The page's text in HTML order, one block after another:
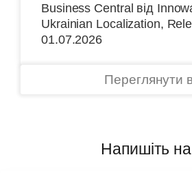
Business Central від
Ukrainian Localization,
01.07.2026
Переглянути
Напишіть